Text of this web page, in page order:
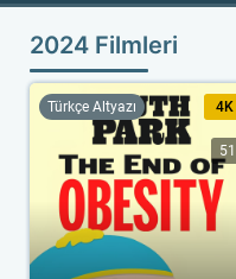
2024 Filmleri
Türkçe Altyazı 4K
51